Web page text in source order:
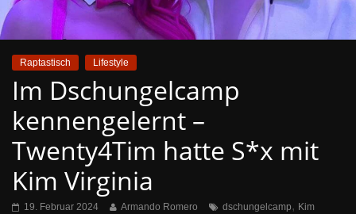
Raptastisch Lifestyle
Im Dschungelcamp
kennengelernt –
Twenty4Tim hatte S*x mit
Kim Virginia
19. Februar 2024 Armando Romero dschungelcamp, Kim